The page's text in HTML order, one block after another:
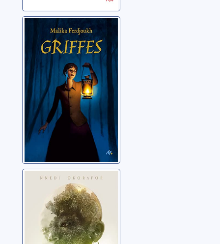
Griffes
Ferdjoukh, Malika
Sankofa: la fille
adoptive de la
mort
Okorafor-Mbachu,
Nnedi